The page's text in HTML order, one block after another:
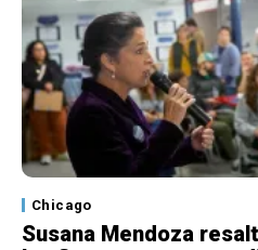
Chicago
Susana Mendoza